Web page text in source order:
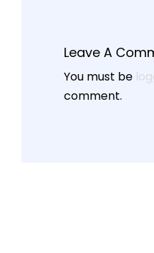
Leave A
You must be
comment.